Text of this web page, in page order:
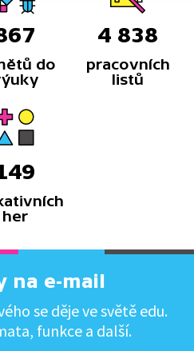
do
4 838
pracovních
listů
her
na e-mail
se děje ve světě edu.
funkce a další.